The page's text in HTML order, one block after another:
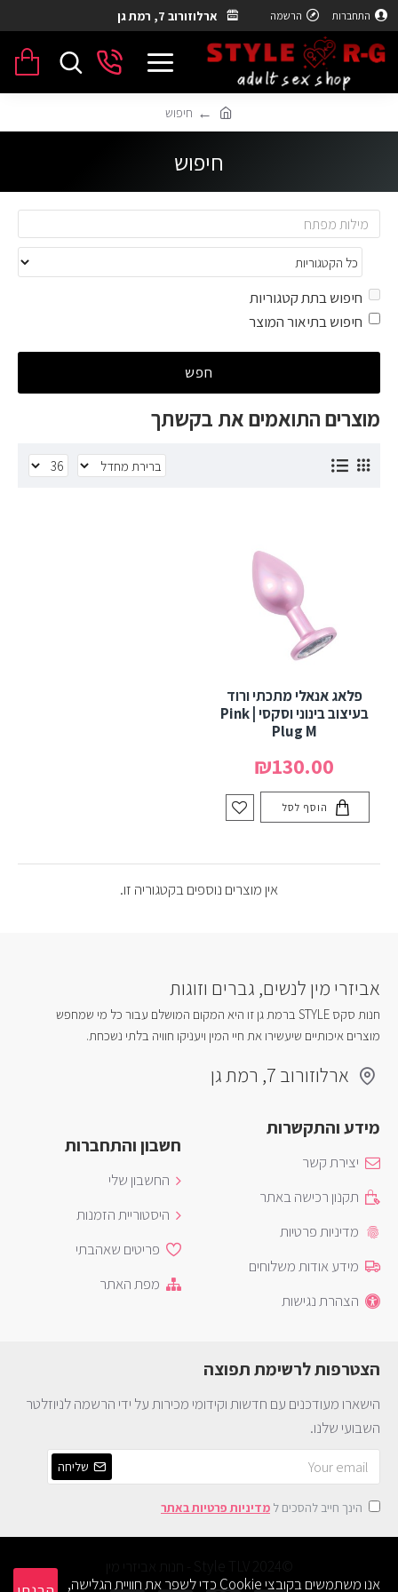
התחברות הרשמה ארלוזורוב 7, רמת גן
חיפוש
חיפוש
חיפוש בתת קטגוריות
חיפוש בתיאור המוצר
חפש
מוצרים התואמים את בקשתך
פלאג אנאלי מתכתי ורוד
בעיצוב בינוני וסקסי | Pink
Plug M
₪130.00
הוסף לסל
אין מוצרים נוספים בקטגוריה זו.
אביזרי מין לנשים, גברים וזוגות
חנות סקס STYLE ברמת גן זו היא המקום המושלם עבור כל מי שמחפש
מוצרים איכותיים שיעשירו את חיי המין ויעניקו חוויה בלתי נשכחת.
ארלוזורוב 7, רמת גן
מידע והתקשרות
יצירת קשר
תקנון רכישה באתר
מדיניות פרטיות
מידע אודות משלוחים
הצהרת נגישות
חשבון והתחברות
החשבון שלי
היסטוריית הזמנות
פריטים שאהבתי
מפת האתר
הצטרפות לרשימת תפוצה
הישארו מעודכנים עם חדשות וקידומי מכירות על ידי הרשמה לניוזלטר
השבועי שלנו.
שליחה
הינך חייב להסכים ל מדיניות פרטיות באתר
אנו משתמשים בקובצי Cookie כדי לשפר את חוויית הגלישה,